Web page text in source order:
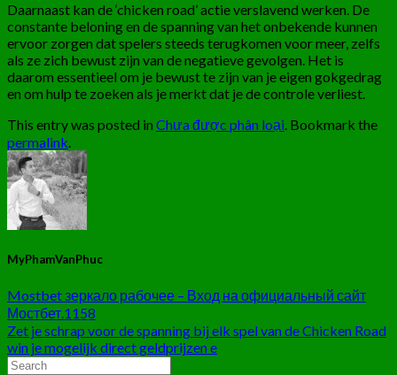
Daarnaast kan de ‘chicken road’ actie verslavend werken. De
constante beloning en de spanning van het onbekende kunnen
ervoor zorgen dat spelers steeds terugkomen voor meer, zelfs
als ze zich bewust zijn van de negatieve gevolgen. Het is
daarom essentieel om je bewust te zijn van je eigen gokgedrag
en om hulp te zoeken als je merkt dat je de controle verliest.
This entry was posted in Chưa được phân loại. Bookmark the
permalink.
MyPhamVanPhuc
Mostbet зеркало рабочее – Вход на официальный сайт
Мостбет.1158
Zet je schrap voor de spanning bij elk spel van de Chicken Road
win je mogelijk direct geldprijzen e